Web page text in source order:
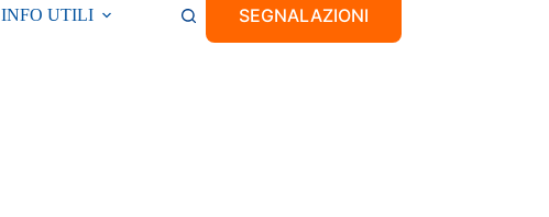
INFO UTILI SEGNALAZIONI